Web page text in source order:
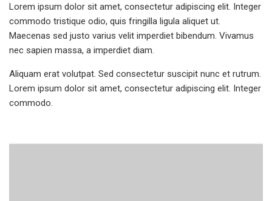
Lorem ipsum dolor sit amet, consectetur adipiscing elit. Integer
commodo tristique odio, quis fringilla ligula aliquet ut.
Maecenas sed justo varius velit imperdiet bibendum. Vivamus
nec sapien massa, a imperdiet diam.
Aliquam erat volutpat. Sed consectetur suscipit nunc et rutrum.
Lorem ipsum dolor sit amet, consectetur adipiscing elit. Integer
commodo.